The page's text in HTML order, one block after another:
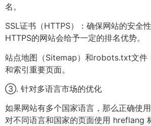
名。
SSL证书（HTTPS）：确保网站的安全
HTTPS的网站会给予一定的排名优势。
站点地图（Sitemap）和robots.txt文件
和索引重要页面。
③. 针对多语言市场的优化
如果网站有多个国家语言，那么正确使
对不同语言和国家的页面使用 hreflang